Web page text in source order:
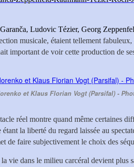
Ludovic Tézier, Georg
musicale, étaient tellement
important de voir cette production de
et Klaus Florian Vogt (Parsifal) -
réel montre quand même certaines
la liberté du regard laissée au
de faire subjectivement le choix des
vie dans le milieu carcéral devient plus